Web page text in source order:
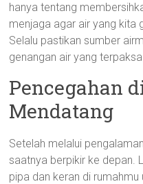
hanya tentang
menjaga agar air yang kita
Selalu pastikan sumber
genangan air yang
Pencegahan
Mendatang
Setelah melalui
saatnya berpikir ke depan.
pipa dan keran di